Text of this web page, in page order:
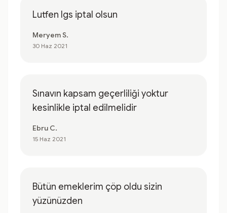
Lutfen lgs iptal olsun
Meryem S.
30 Haz 2021
Sınavın kapsam geçerliliği yoktur
kesinlikle iptal edilmelidir
Ebru C.
15 Haz 2021
Bütün emeklerim çöp oldu sizin
yüzünüzden